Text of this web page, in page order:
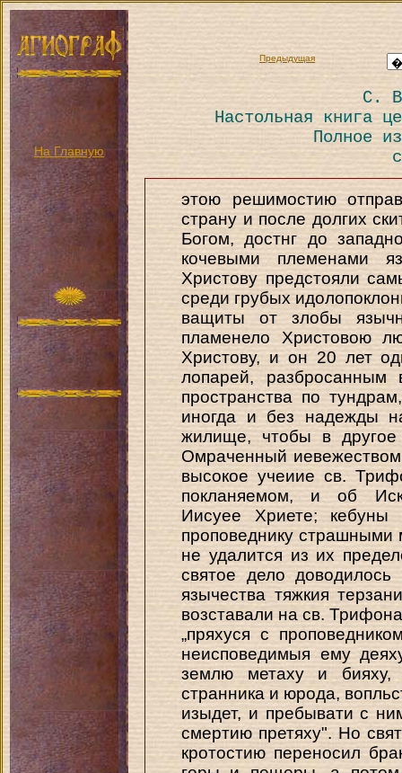
На Главную
Предыдущая
С.
Настольная книга
Полное
этою решимостию
страну и после долгих
Богом, достнг до
кочевыми племенами
Христову предстояли
среди грубых
ващиты от злобы
пламенело Христовою
Христову, и он 20 лет
лопарей,
пространства по
иногда и без надежды
жилище, чтобы в
Омраченный
высокое учеиие св.
покланяемом, и об
Иисуее Хриете; кебуны
проповеднику
не удалится из их
святое дело
язычества тяжкия
возставали на св.
„пряхуся с
неисповедимыя ему
землю метаху и
странника и юрода,
изыдет, и пребывати с
смертию претяху". Но
кротостию переносил